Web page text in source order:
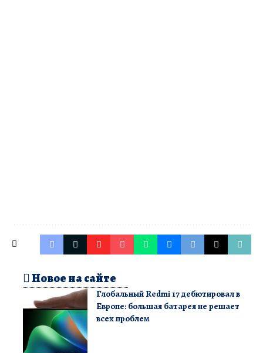
Новое на сайте
Глобальный Redmi 17 дебютировал в
Европе: большая батарея не решает
всех проблем